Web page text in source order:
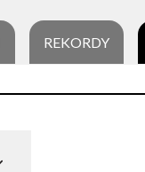
REKORDY